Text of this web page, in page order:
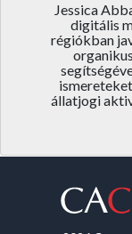
Jessica
digitális
régiókban
állatjogi